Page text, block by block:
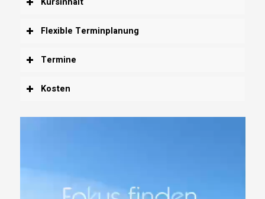
Flexible Terminplanung
Termine
Kosten